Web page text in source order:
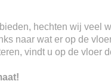
hechten wij veel
naar wat er op de
vindt u op de vloer